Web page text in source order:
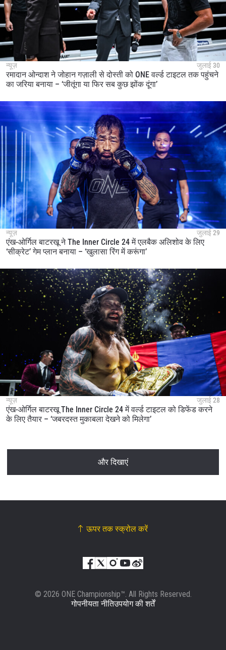
न्यूज़ जुलाई 30
रमादान ओन्दाश ने जोहान गज़ाली से दोस्ती को ONE वर्ल्ड टाइटल तक पहुंचने
का जरिया बनाया – ‘जीतूंगा या फिर सब कुछ झोंक दूंगा’
न्यूज़ जुलाई 29
एंख-ओर्गिल बाटरखू ने The Inner Circle 24 में एलबैक अलिशोव के लिए
‘सीक्रेट’ गेम प्लान बनाया – ‘खुलासा रिंग में करूंगा’
न्यूज़ जुलाई 28
एंख-ओर्गिल बाटरखू The Inner Circle 24 में वर्ल्ड टाइटल को डिफेंड करने
के लिए तैयार – ‘जबरदस्त मुकाबला देखने को मिलेगा’
और दिखाएं
ऊपर तक स्क्रोल करें
© 2026 ONE Championship™. All Rights Reserved.
गोपनीयता नीतिउपयोग की शर्तें